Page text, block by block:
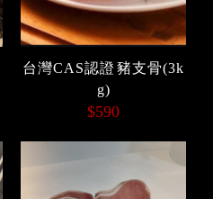
台灣CAS認證 豬支骨(3k
g)
$590